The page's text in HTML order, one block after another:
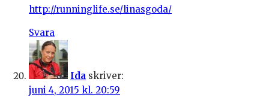
http://runninglife.se/linasgoda/
Svara
Ida skriver:
juni 4, 2015 kl. 20:59